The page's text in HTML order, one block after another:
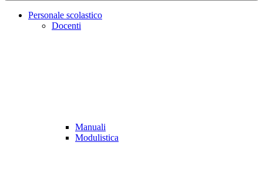
Personale scolastico
Docenti
Manuali
Modulistica